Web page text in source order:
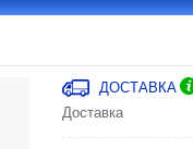
ДОСТАВКА
Доставка